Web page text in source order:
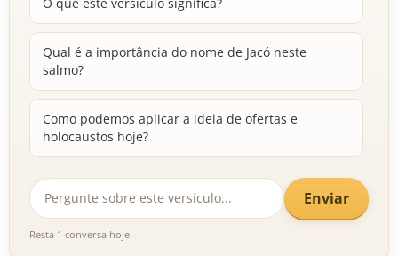
Qual é a importância do nome de Jacó neste
salmo?
Como podemos aplicar a ideia de ofertas e
holocaustos hoje?
Enviar
Resta 1 conversa hoje